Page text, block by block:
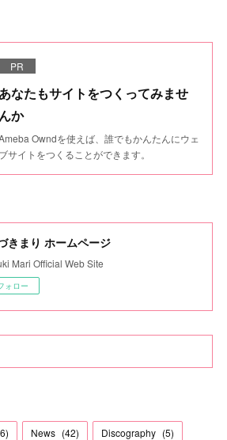
PR
あなたもサイトをつくってみませ
んか
Owndを使えば、誰でもかんたんにウェ
ブサイトをつくることができます。
きまり ホームページ
Mari Official Web Site
ォロー
6) News (42) Discography (5)